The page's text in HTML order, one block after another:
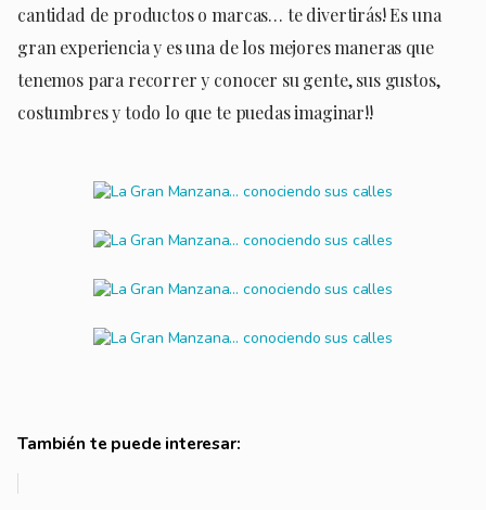
cantidad de productos o marcas… te divertirás! Es una
gran experiencia y es una de los mejores maneras que
tenemos para recorrer y conocer su gente, sus gustos,
costumbres y todo lo que te puedas imaginar!!
También te puede interesar: